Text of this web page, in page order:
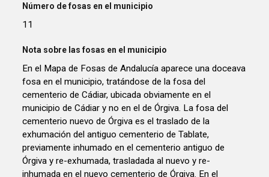
Número de fosas en el municipio
11
Nota sobre las fosas en el municipio
En el Mapa de Fosas de Andalucía aparece una doceava
fosa en el municipio, tratándose de la fosa del
cementerio de Cádiar, ubicada obviamente en el
municipio de Cádiar y no en el de Órgiva. La fosa del
cementerio nuevo de Órgiva es el traslado de la
exhumación del antiguo cementerio de Tablate,
previamente inhumado en el cementerio antiguo de
Órgiva y re-exhumada, trasladada al nuevo y re-
inhumada en el nuevo cementerio de Órgiva. En el